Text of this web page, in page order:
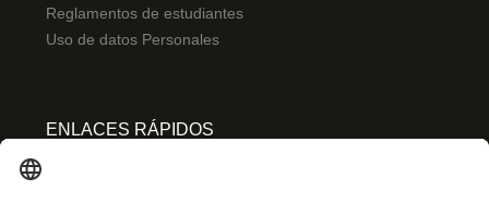
Reglamentos de estudiantes
Uso de datos Personales
ENLACES RÁPIDOS